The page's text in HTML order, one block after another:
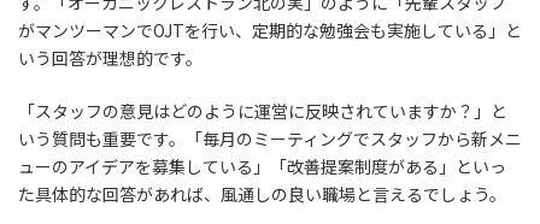
がマンツーマンでOJTを行い、定期的な勉強会も実施している」と
いう回答が理想的です。
「スタッフの意見はどのように運営に反映されていますか？」と
いう質問も重要です。「毎月のミーティングでスタッフから新メニ
ューのアイデアを募集している」「改善提案制度がある」といっ
た具体的な回答があれば、風通しの良い職場と言えるでしょう。